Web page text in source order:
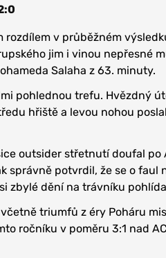
v průběžném
jim i vinou nepřesné
Salaha z 63. minuty.
pohlednou trefu. Hvězdný
hřiště a levou nohou
outsider střetnutí doufal po
správně potvrdil, že se o faul
zbylé dění na trávníku
triumfů z éry Poháru
ročníku v poměru 3:1 nad